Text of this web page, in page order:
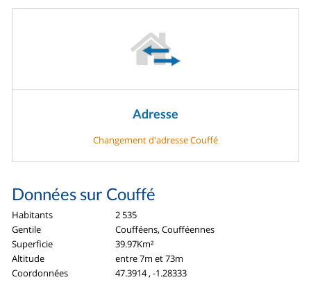
Adresse
Changement d'adresse Couffé
Données sur Couffé
Habitants
2 535
Gentile
Coufféens, Coufféennes
Superficie
39.97Km²
Altitude
entre 7m et 73m
Coordonnées
47.3914 , -1.28333